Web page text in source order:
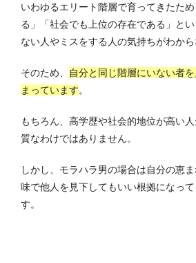
いわゆるエリート階層で育ってきたた
る」「社会でも上位の存在である」と
ない人やミスをする人の気持ちがわから
そのため、
自分と同じ階層にいない者
まっています。
もちろん、高学歴や社会的地位が高い
質なわけではありません。
しかし、モラハラ男の場合は自分の恵
味で他人を見下してもいい根拠になっ
す。